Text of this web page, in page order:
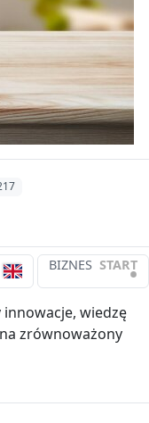
BIZNES START
•
wiedzę
zrównoważony